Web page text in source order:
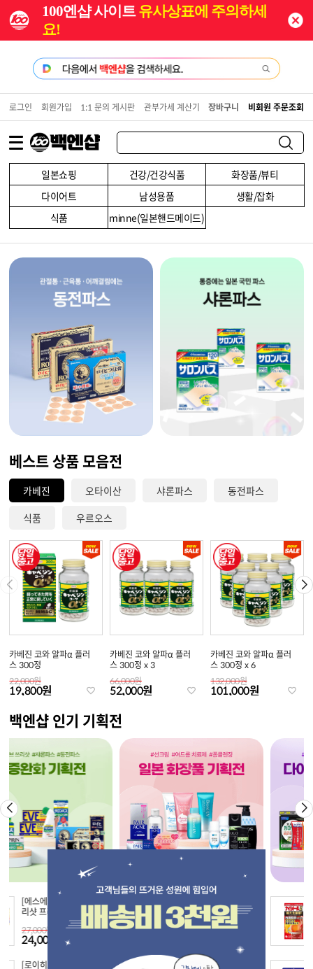
100엔샵 사이트유사상표에 주의하세
요!
일본쇼핑 건강/건강식품
화장품/뷰티
다이어트
남성용품
생활/잡화
식품
minne(일본핸드메이드)
로그인 회원가입 1:1 문의 게시판 관부가세 계산기 장바구니 비회원 주문조회
베스트 상품 모음전
카베진 오타이산 샤론파스
동전파스
식품
우르오스
카베진 코와 알파α 플러
스 300정
22,000원
19,800원
카베진 코와 알파α 플러
스 300정 x 3
66,000원
52,000원
카베진 코와 알파α 플러
스 300정 x 6
132,000원
101,000원
백엔샵 인기 기획전
약] 이브 쓰
엄 x 2 (30정
코] 동전파스
엉덩이비누 복숭아향
[DHC] 약용 립크림
[고바야시]
(315정/
71,000원
64,500원
[신야효소]